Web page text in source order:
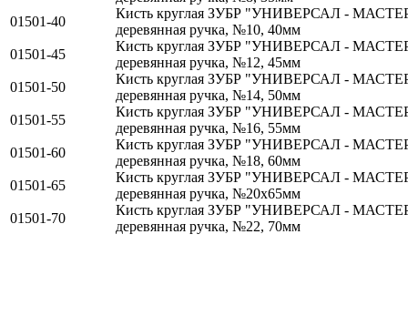
01501-40
Кисть круглая ЗУБР "УНИВЕРСАЛ -
деревянная ручка, №10, 40мм
01501-45
Кисть круглая ЗУБР "УНИВЕРСАЛ -
деревянная ручка, №12, 45мм
01501-50
Кисть круглая ЗУБР "УНИВЕРСАЛ -
деревянная ручка, №14, 50мм
01501-55
Кисть круглая ЗУБР "УНИВЕРСАЛ -
деревянная ручка, №16, 55мм
01501-60
Кисть круглая ЗУБР "УНИВЕРСАЛ -
деревянная ручка, №18, 60мм
01501-65
Кисть круглая ЗУБР "УНИВЕРСАЛ -
деревянная ручка, №20х65мм
01501-70
Кисть круглая ЗУБР "УНИВЕРСАЛ -
деревянная ручка, №22, 70мм